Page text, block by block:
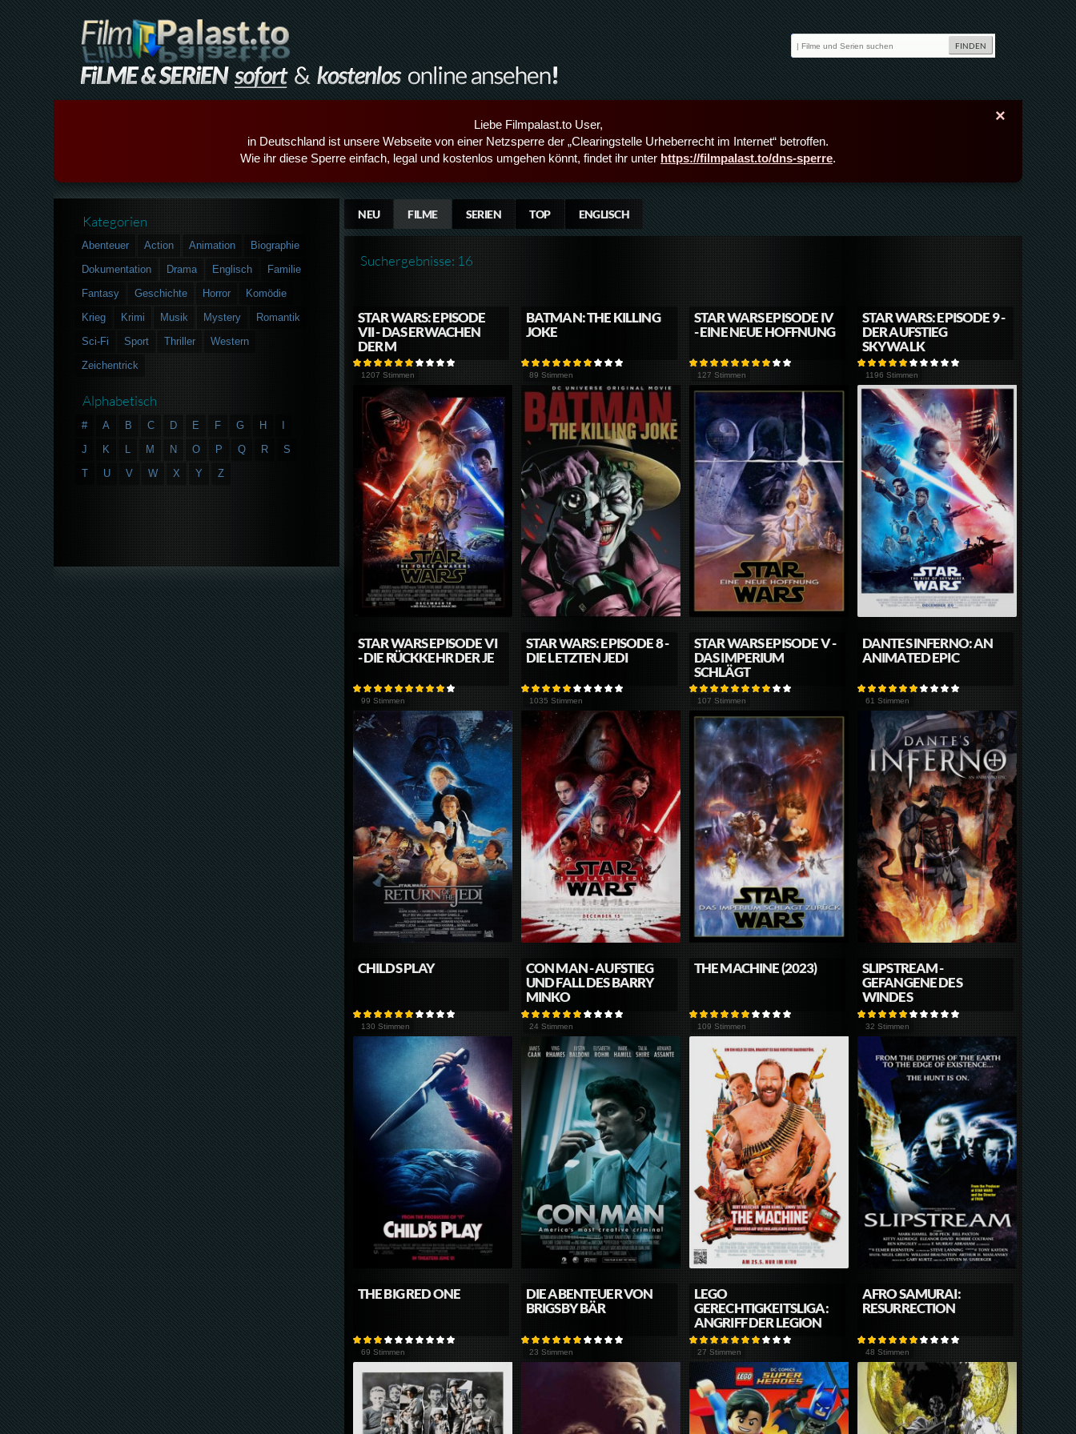
×
Liebe Filmpalast.to User,
in Deutschland ist unsere Webseite von einer Netzsperre der „Clearingstelle Urheberrecht im Internet“ betroffen.
Wie ihr diese Sperre einfach, legal und kostenlos umgehen könnt, findet ihr unter https://filmpalast.to/dns-sperre.
NEU FILME SERIEN TOP ENGLISCH
Suchergebnisse: 16
STAR WARS: EPISODE
VII - DAS ERWACHEN
DER M
1207 Stimmen
BATMAN: THE KILLING
JOKE
89 Stimmen
STAR WARS EPISODE IV
- EINE NEUE HOFFNUNG
127 Stimmen
STAR WARS: EPISODE 9 -
DER AUFSTIEG
SKYWALK
1196 Stimmen
STAR WARS EPISODE VI
- DIE RÜCKKEHR DER JE
99 Stimmen
STAR WARS: EPISODE 8 -
DIE LETZTEN JEDI
1035 Stimmen
STAR WARS EPISODE V -
DAS IMPERIUM
SCHLÄGT
107 Stimmen
DANTES INFERNO: AN
ANIMATED EPIC
61 Stimmen
CHILDS PLAY
130 Stimmen
CON MAN - AUFSTIEG
UND FALL DES BARRY
MINKO
24 Stimmen
THE MACHINE (2023)
109 Stimmen
SLIPSTREAM -
GEFANGENE DES
WINDES
32 Stimmen
THE BIG RED ONE
69 Stimmen
DIE ABENTEUER VON
BRIGSBY BÄR
23 Stimmen
LEGO
GERECHTIGKEITSLIGA:
ANGRIFF DER LEGION
27 Stimmen
AFRO SAMURAI:
RESURRECTION
48 Stimmen
Kategorien
Abenteuer Action Animation
Biographie
Dokumentation
Drama Englisch
Familie
Fantasy
Geschichte Horror
Komödie
Krieg
Krimi Musik Mystery
Romantik
Sci-Fi
Sport Thriller
Western
Zeichentrick
Alphabetisch
# A B C D E F G H
J
K L M N O P Q R
S
T
U V W X Y Z